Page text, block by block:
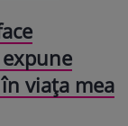
viaţa mea